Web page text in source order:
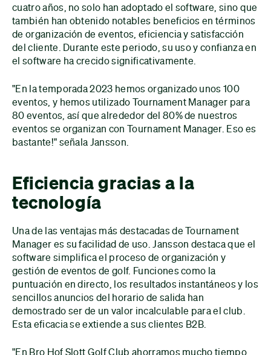
cuatro años, no solo han adoptado el software, sino que
también han obtenido notables beneficios en términos
de organización de eventos, eficiencia y satisfacción
del cliente. Durante este periodo, su uso y confianza en
el software ha crecido significativamente.
"En la temporada 2023 hemos organizado unos 100
eventos, y hemos utilizado Tournament Manager para
80 eventos, así que alrededor del 80% de nuestros
eventos se organizan con Tournament Manager. Eso es
bastante!" señala Jansson.
Eficiencia gracias a la
tecnología
Una de las ventajas más destacadas de Tournament
Manager es su facilidad de uso. Jansson destaca que el
software simplifica el proceso de organización y
gestión de eventos de golf. Funciones como la
puntuación en directo, los resultados instantáneos y los
sencillos anuncios del horario de salida han
demostrado ser de un valor incalculable para el club.
Esta eficacia se extiende a sus clientes B2B.
"En Bro Hof Slott Golf Club ahorramos mucho tiempo